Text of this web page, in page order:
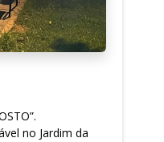
no Jardim da